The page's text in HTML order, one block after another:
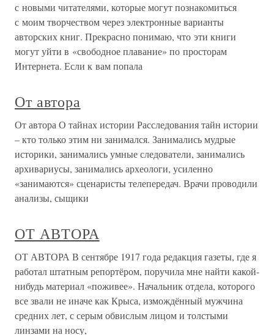
с новыми читателями, которые могут познакомиться
с моим творчеством через электронные варианты
авторских книг. Прекрасно понимаю, что эти книги
могут уйти в «свободное плавание» по просторам
Интернета. Если к вам попала
От автора
От автора О тайнах истории Расследования тайн истории
– кто только этим ни занимался. Занимались мудрые
историки, занимались умные следователи, занимались
архивариусы, занимались археологи, усиленно
«занимаются» сценаристы телепередач. Врачи проводили
анализы, сыщики
ОТ АВТОРА
ОТ АВТОРА В сентябре 1917 года редакция газеты, где я
работал штатным репортёром, поручила мне найти какой-
нибудь материал «поживее». Начальник отдела, которого
все звали не иначе как Крыса, измождённый мужчина
средних лет, с серым обвислым лицом и толстыми
линзами на носу,